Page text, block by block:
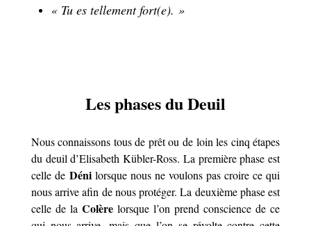
« Tu es tellement fort(e). »
Les phases du Deuil
Nous connaissons tous de prêt ou de loin les cinq étapes
du deuil d’Elisabeth Kübler-Ross. La première phase est
celle de Dénilorsque nous ne voulons pas croire ce qui
nous arrive afin de nous protéger. La deuxième phase est
celle de la Colèrelorsque l’on prend conscience de ce